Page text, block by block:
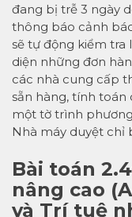
đang bị trễ 3 ngày
thông báo cảnh
sẽ tự động kiểm tra
diện những đơn
các nhà cung cấp
sẵn hàng, tính toán
một tờ trình
Nhà máy duyệt chỉ
Bài toán
nâng cao
và Trí tuệ